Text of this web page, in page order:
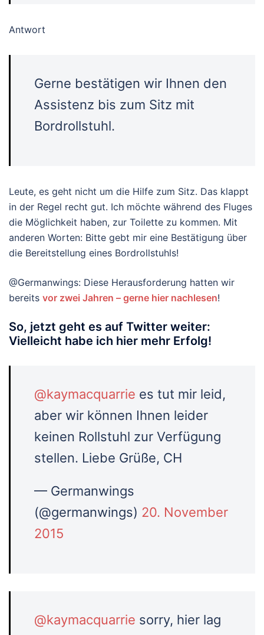
Antwort
Gerne bestätigen wir Ihnen den
Assistenz bis zum Sitz mit
Bordrollstuhl.
Leute, es geht nicht um die Hilfe zum Sitz. Das klappt
in der Regel recht gut. Ich möchte während des Fluges
die Möglichkeit haben, zur Toilette zu kommen. Mit
anderen Worten: Bitte gebt mir eine Bestätigung über
die Bereitstellung eines Bordrollstuhls!
@Germanwings: Diese Herausforderung hatten wir
bereits vor zwei Jahren – gerne hier nachlesen!
So, jetzt geht es auf Twitter weiter:
Vielleicht habe ich hier mehr Erfolg!
@kaymacquarrie es tut mir leid,
aber wir können Ihnen leider
keinen Rollstuhl zur Verfügung
stellen. Liebe Grüße, CH
— Germanwings
(@germanwings) 20. November
2015
@kaymacquarrie sorry, hier lag